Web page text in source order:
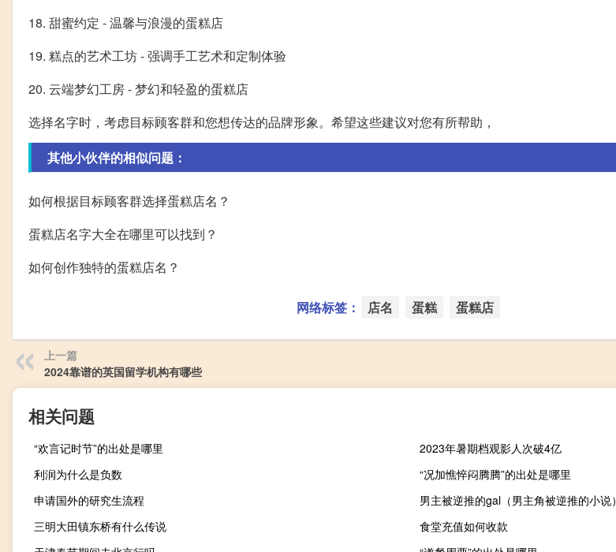
18. 甜蜜约定 - 温馨与浪漫的蛋糕店
19. 糕点的艺术工坊 - 强调手工艺术和定制体验
20. 云端梦幻工房 - 梦幻和轻盈的蛋糕店
选择名字时，考虑目标顾客群和您想传达的品牌形象。希望这些建议对您有所帮助，
其他小伙伴的相似问题：
如何根据目标顾客群选择蛋糕店名？
蛋糕店名字大全在哪里可以找到？
如何创作独特的蛋糕店名？
网络标签： 店名 蛋糕 蛋糕店
上一篇
2024靠谱的英国留学机构有哪些
相关问题
“欢言记时节”的出处是哪里
2023年暑期档观影人次破4亿
利润为什么是负数
“况加憔悴闷腾腾”的出处是哪里
申请国外的研究生流程
男主被逆推的gal（男主角被逆推的小说）
三明大田镇东桥有什么传说
食堂充值如何收款